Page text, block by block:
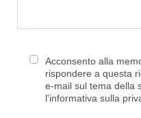
Acconsento alla
rispondere a questa
e-mail sul tema della
l'informativa sulla